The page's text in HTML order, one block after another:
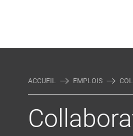
ACCUEIL EMPLOIS